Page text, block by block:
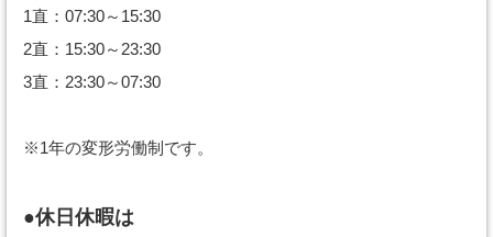
1直：07:30～15:30
2直：15:30～23:30
3直：23:30～07:30
※1年の変形労働制です。
●休日休暇は